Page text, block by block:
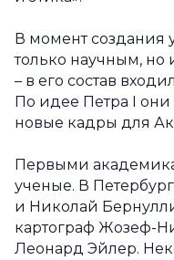
В момент создания
только научным, но
– в его состав
По идее Петра I
новые кадры для
Первыми
ученые. В
и Николай
картограф Жозеф-
Леонард Эйлер.